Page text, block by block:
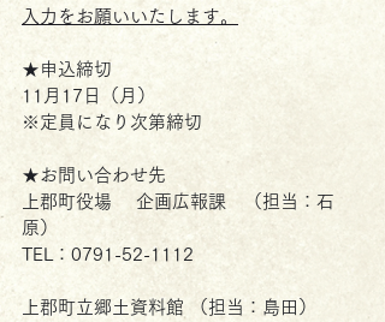
入力をお願いいたします。
★申込締切
11月17日（月）
※定員になり次第締切
★お問い合わせ先
上郡町役場 　企画広報課　（担当：石
原）
TEL：0791-52-1112
上郡町立郷土資料館 （担当：島田）